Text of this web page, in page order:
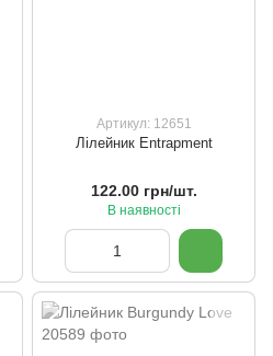
Артикул: 12651
Лілейник Entrapment
122.00 грн/шт.
В наявності